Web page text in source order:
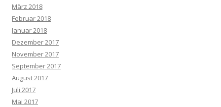
März 2018
Februar 2018
Januar 2018
Dezember 2017
November 2017
September 2017
August 2017
Juli 2017
Mai 2017